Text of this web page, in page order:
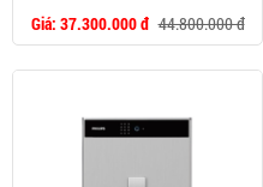
Giá: 37.300.000 đ 44.800.000 đ